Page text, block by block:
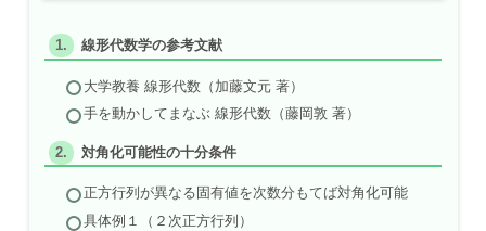
線形代数学の参考文献
大学教養 線形代数（加藤文元 著）
手を動かしてまなぶ 線形代数（藤岡敦 著）
対角化可能性の十分条件
正方行列が異なる固有値を次数分もてば対角化可能
具体例１（２次正方行列）